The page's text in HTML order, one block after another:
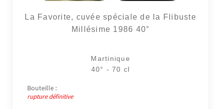
La Favorite, cuvée spéciale de la Flibuste
Millésime 1986 40°
Martinique
40° - 70 cl
Bouteille :
rupture définitive